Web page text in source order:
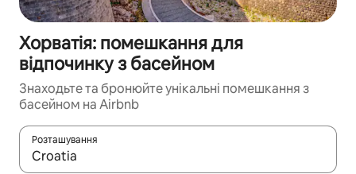
Хорватія: помешкання для
відпочинку з басейном
Знаходьте та бронюйте унікальні помешкання з
басейном на Airbnb
Розташування
Отримавши результати пошуку, використовуйте для